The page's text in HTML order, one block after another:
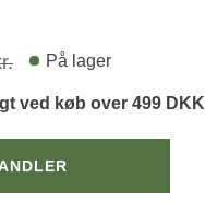
Den
pris
var:
2.249,95 kr..
Den
pris
er:
1.574,95 kr..
På lager
ved køb over 499 DKK